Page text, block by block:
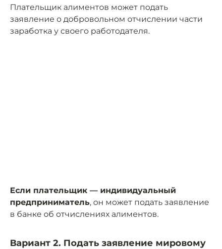
Плательщик алиментов может подать
заявление о добровольном отчислении части
заработка у своего работодателя.
Если плательщик — индивидуальный
предприниматель, он может подать заявление
в банке об отчислениях алиментов.
Вариант 2. Подать заявление мировому